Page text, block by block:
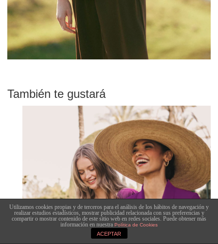
También te gustará
Utilizamos cookies propias y de terceros para el análisis de los hábitos de navegación y
realizar estudios estadísticos, mostrar publicidad relacionada con sus preferencias y
compartir o mostrar contenido de este sitio web en redes sociales. Puede obtener más
información en nuestra Política de Cookies
ACEPTAR